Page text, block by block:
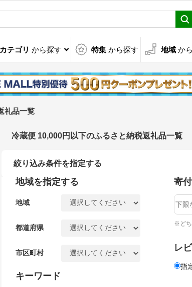
カテゴリ から探す 特集 から探す 地域 か
礼品一覧
冷蔵便 10,000円以下のふるさと納税返礼品一覧
絞り込み条件を指定する
地域を指定する
地域
都道府県
市区町村
寄
※どち
レ
指
キーワード